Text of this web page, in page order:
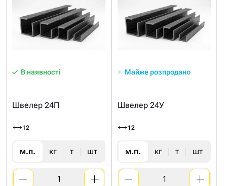
В наявності
Швелер 24П
12
м.п. кг т шт
Майже розпродано
Швелер 24У
12
м.п. кг т шт